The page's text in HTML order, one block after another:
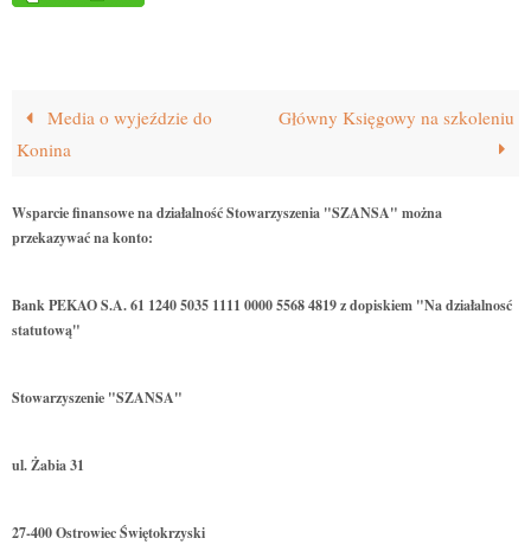
Media o wyjeździe do
Konina
Główny Księgowy na szkoleniu
Wsparcie finansowe na działalność Stowarzyszenia "SZANSA" można
przekazywać na konto:
Bank PEKAO S.A. 61 1240 5035 1111 0000 5568 4819 z dopiskiem "Na działalnosć
statutową"
Stowarzyszenie "SZANSA"
ul. Żabia 31
27-400 Ostrowiec Świętokrzyski